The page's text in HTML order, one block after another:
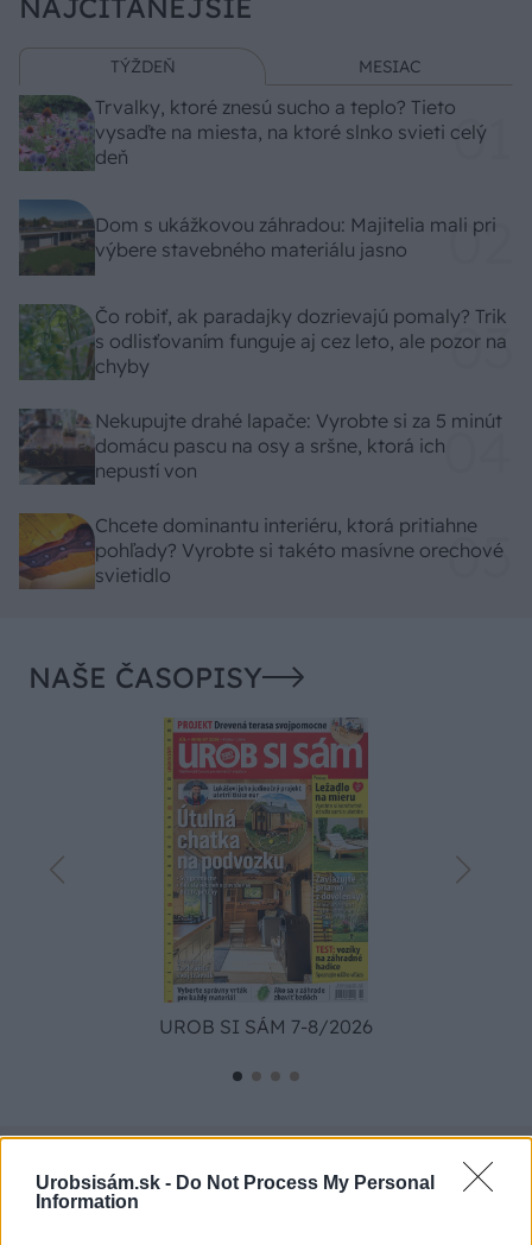
Urobsisám.sk - Do Not Process My Personal
Information
TÝŽDEŇ MESIAC
Trvalky, ktoré znesú sucho a teplo? Tieto
vysaďte na miesta, na ktoré slnko svieti celý
deň
Dom s ukážkovou záhradou: Majitelia mali pri
výbere stavebného materiálu jasno
Čo robiť, ak paradajky dozrievajú pomaly? Trik
s odlisťovaním funguje aj cez leto, ale pozor na
chyby
Nekupujte drahé lapače: Vyrobte si za 5 minút
domácu pascu na osy a sršne, ktorá ich
nepustí von
Chcete dominantu interiéru, ktorá pritiahne
pohľady? Vyrobte si takéto masívne orechové
svietidlo
NAŠE ČASOPISY
UROB SI SÁM 7-8/2026
Ja som to riešil tieniacimi závesmi v interieri.Je to